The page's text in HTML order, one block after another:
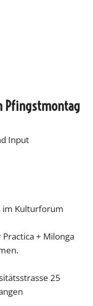
Pfingstmontag
Input
im Kulturforum
+ Milonga
25